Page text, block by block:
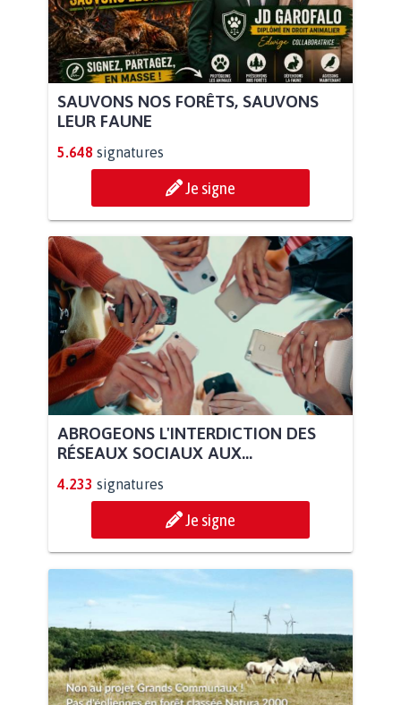
SAUVONS NOS FORÊTS, SAUVONS
LEUR FAUNE
5.648 signatures
Je signe
ABROGEONS L'INTERDICTION DES
RÉSEAUX SOCIAUX AUX...
4.233 signatures
Je signe